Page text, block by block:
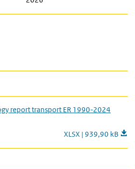
report transport ER 1990-2024
Set of tables
XLSX | 939,90 kB